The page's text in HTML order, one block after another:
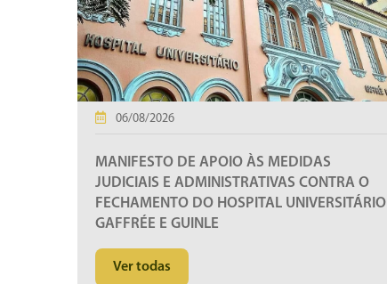
06/08/2026
MANIFESTO DE APOIO ÀS MEDIDAS
JUDICIAIS E ADMINISTRATIVAS CONTRA O
FECHAMENTO DO HOSPITAL UNIVERSITÁRIO
GAFFRÉE E GUINLE
Ver todas